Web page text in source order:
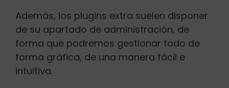
Además, los plugins extra suelen disponer
de su apartado de administración, de
forma que podremos gestionar todo de
forma gráfica, de una manera fácil e
intuitiva.